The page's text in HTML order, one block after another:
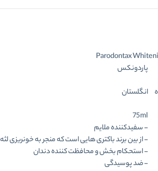
Parodontax
پاردونکس
انگلستان
75ml
- سفیدکننده ملایم
- از بین برند باکتری هایی است که منجر به خونریزی لثه
- استحکام بخش و محافظت کننده دندان
- ضد پوسیدگی